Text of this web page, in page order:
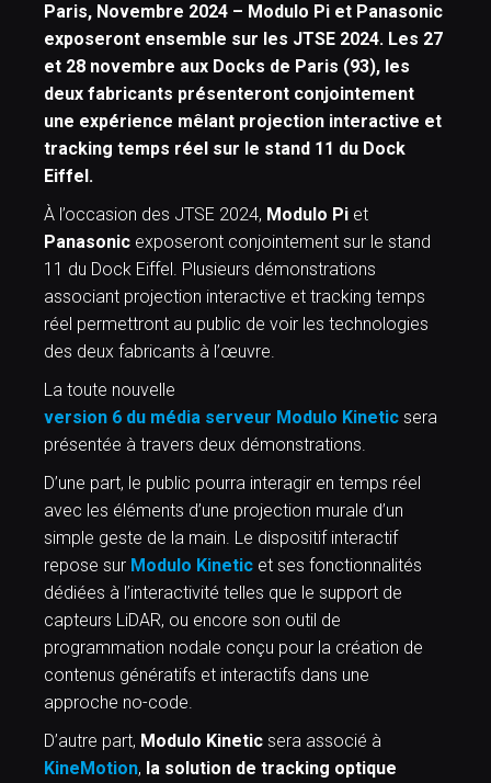
Paris, Novembre 2024 – Modulo Pi et Panasonic
exposeront ensemble sur les JTSE 2024. Les 27
et 28 novembre aux Docks de Paris (93), les
deux fabricants présenteront conjointement
une expérience mêlant projection interactive et
tracking temps réel sur le stand 11 du Dock
Eiffel.
À l’occasion des JTSE 2024, Modulo Pi et
Panasonic exposeront conjointement sur le stand
11 du Dock Eiffel. Plusieurs démonstrations
associant projection interactive et tracking temps
réel permettront au public de voir les technologies
des deux fabricants à l’œuvre.
La toute nouvelle
version 6 du média serveur Modulo Kinetic sera
présentée à travers deux démonstrations.
D’une part, le public pourra interagir en temps réel
avec les éléments d’une projection murale d’un
simple geste de la main. Le dispositif interactif
repose sur Modulo Kinetic et ses fonctionnalités
dédiées à l’interactivité telles que le support de
capteurs LiDAR, ou encore son outil de
programmation nodale conçu pour la création de
contenus génératifs et interactifs dans une
approche no-code.
D’autre part, Modulo Kinetic sera associé à
KineMotion, la solution de tracking optique